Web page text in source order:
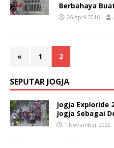
Berbahaya
26 April 2016
« 1 2
SEPUTAR JOGJA
Jogja Exploride
Jogja Sebagai
1 November 2022